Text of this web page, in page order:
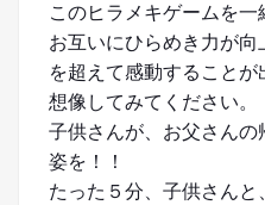
このヒラメキゲームを一
お互いにひらめき力が
を超えて感動することが
想像してみてください。
子供さんが、お父さん
姿を！！
たった５分、子供さん